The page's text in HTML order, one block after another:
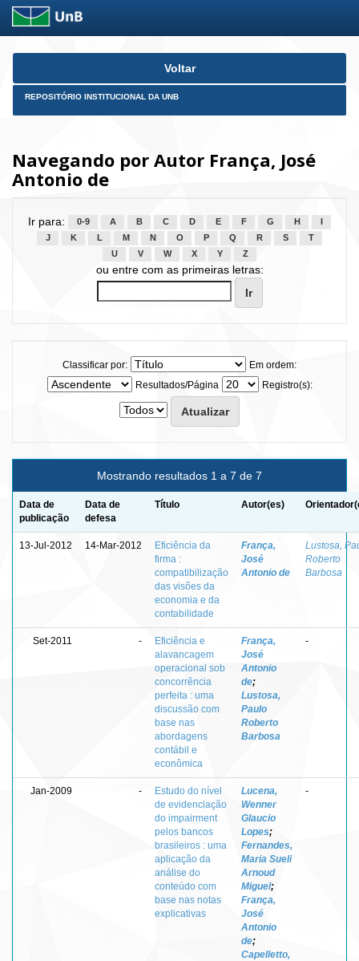
Skip
Voltar
REPOSITÓRIO INSTITUCIONAL DA UNB
Navegando por Autor França, José
Antonio de
Ir para: 0-9 A B C D E F G H
J
K L M N O P Q R S
T
U
V W X Y Z
ou entre com as primeiras letras:
Classificar por:
Em ordem:
Resultados/Página
Registro(s):
Mostrando resultados 1 a 7 de 7
Data de
publicação
Data de
defesa
Título Autor(es)
13-Jul-2012 14-Mar-2012
Eficiência da
firma :
compatibilização
das visões da
economia e da
contabilidade
França,
José
Antonio de
Lustosa,
Roberto
Barbosa
Set-2011 -
Eficiência e
alavancagem
operacional sob
concorrência
perfeita : uma
discussão com
base nas
abordagens
contábil e
econômica
França,
José
Antonio
de;
Lustosa,
Paulo
Roberto
Barbosa
-
Jan-2009 -
Estudo do nível
de evidenciação
do impairment
pelos bancos
brasileiros : uma
aplicação da
análise do
conteúdo com
base nas notas
explicativas
Lucena,
Wenner
Glaucio
Lopes;
Fernandes,
Maria Sueli
Arnoud
Miguel;
França,
José
Antonio
de;
Capelletto,
-